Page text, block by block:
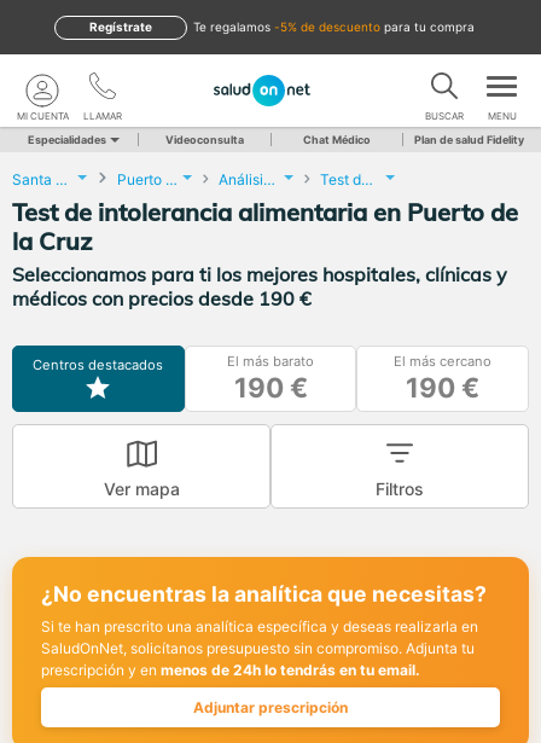
te regalamos -5% de descuento para tu compra
Regístrate
LLAMAR
MI CUENTA BUSCAR MENU
Especialidades Videoconsulta Chat Médico Plan de salud Fidelity
Santa Cruz de Tenerife Puerto de la Cruz Análisis Clínicos Test de intolerancia alimentaria
Test de intolerancia alimentaria en Puerto de
la Cruz
Seleccionamos para ti los mejores hospitales, clínicas y
médicos con precios desde 190 €
Centros destacados El más barato
190 €
El más cercano
190 €
Ver mapa Filtros
¿No encuentras la analítica que necesitas?
Si te han prescrito una analítica específica y deseas realizarla en
SaludOnNet, solicítanos presupuesto sin compromiso. Adjunta tu
prescripción y en menos de 24h lo tendrás en tu email.
Adjuntar prescripción